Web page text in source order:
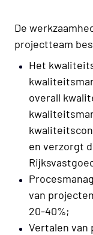
De
projectteam
Het
overall
en verzorgt
van
20-40%;
Vertalen van